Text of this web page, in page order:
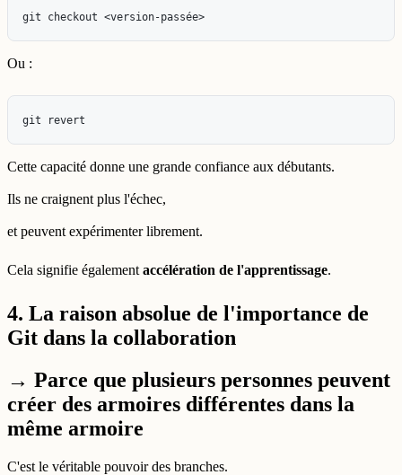
Ou :
Cette capacité donne une grande confiance aux débutants.
Ils ne craignent plus l'échec,
et peuvent expérimenter librement.
Cela signifie égalementaccélération de l'apprentissage.
4. La raison absolue de l'importance de
Git dans la collaboration
→ Parce que plusieurs personnes peuvent
créer des armoires différentes dans la
même armoire
C'est le véritable pouvoir des branches.